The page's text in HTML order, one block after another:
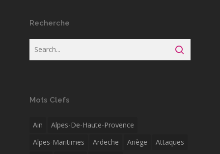
Recherche
Mots Clefs
Ain
Alpes-De-Haute-Provence
Alpes-Maritimes
Ardeche Ariège
Attaques